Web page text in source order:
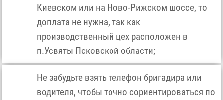
Киевском или на Ново-Рижском шоссе, то
доплата не нужна, так как
производственный цех расположен в
п.Усвяты Псковской области;
Не забудьте взять телефон бригадира или
водителя, чтобы точно сориентироваться по